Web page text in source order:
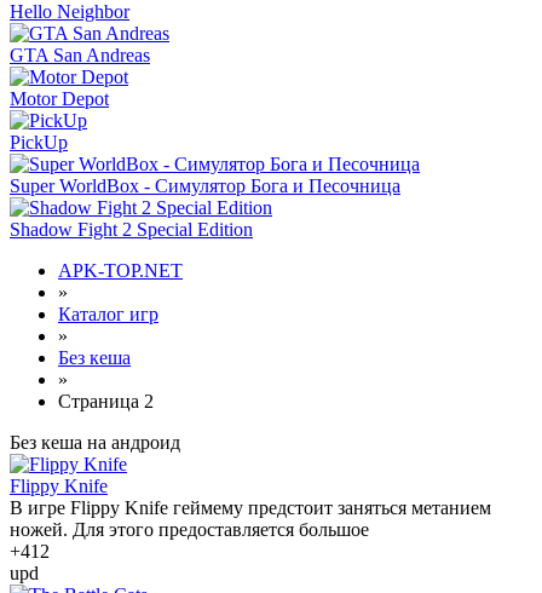
Hello Neighbor
GTA San Andreas
Motor Depot
PickUp
Super WorldBox - Симулятор Бога и Песочница
Shadow Fight 2 Special Edition
APK-TOP.NET
»
Каталог игр
»
Без кеша
»
Страница 2
Без кеша на андроид
Flippy Knife
В игре Flippy Knife геймему предстоит заняться метанием
ножей. Для этого предоставляется большое
+412
upd